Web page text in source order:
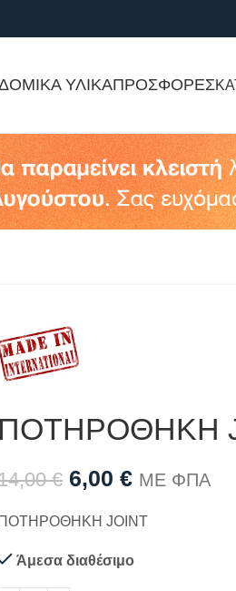
ΥΛΙΚΑΠΡΟΣΦΟΡΕΣ
ΠΟΤΗΡΟΘΗΚΗ
€ 6,00 € ΜΕ ΦΠΑ
ΠΟΤΗΡΟΘΗΚΗ JOINT
Άμεσα διαθέσιμο